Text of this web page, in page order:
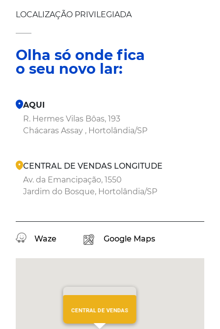
LOCALIZAÇÃO PRIVILEGIADA
Olha só onde fica
o seu novo lar:
AQUI
R. Hermes Vilas Bôas, 193
Chácaras Assay , Hortolândia/SP
CENTRAL DE VENDAS LONGITUDE
Av. da Emancipação, 1550
Jardim do Bosque, Hortolândia/SP
Waze Google Maps
CENTRAL DE VENDAS